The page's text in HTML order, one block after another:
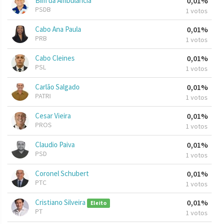
PSDB 1 votos
Cabo Ana Paula
PRB
0,01%
1 votos
Cabo Cleines
PSL
0,01%
1 votos
Carlão Salgado
PATRI
0,01%
1 votos
Cesar Vieira
PROS
0,01%
1 votos
Claudio Paiva
PSD
0,01%
1 votos
Coronel Schubert
PTC
0,01%
1 votos
Cristiano Silveira Eleito
PT
0,01%
1 votos